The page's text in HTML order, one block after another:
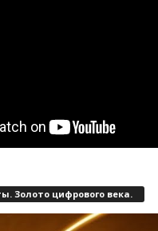
Золото цифрового века.